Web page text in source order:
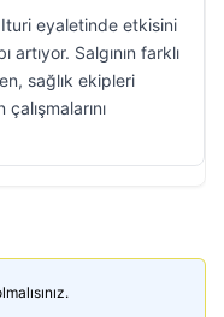
eyaletinde etkisini
artıyor. Salgının farklı
sağlık ekipleri